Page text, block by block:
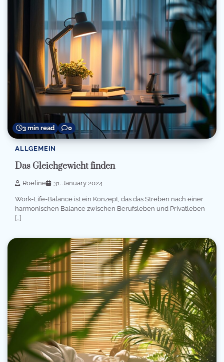
3 min read 0
ALLGEMEIN
Das Gleichgewicht finden
Roeline 31. January 2024
Work-Life-Balance ist ein Konzept, das das Streben nach einer
harmonischen Balance zwischen Berufsleben und Privatleben
[…]